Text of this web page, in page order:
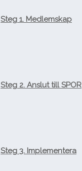
Steg 1. Medlemskap
Steg 2. Anslut till SPOR
Steg 3. Implementera